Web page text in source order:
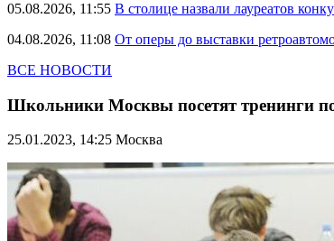
05.08.2026, 11:55 В столице назвали лауреатов
04.08.2026, 11:08 От оперы до выставки
ВСЕ НОВОСТИ
Школьники Москвы посетят тренинги
25.01.2023, 14:25 Москва